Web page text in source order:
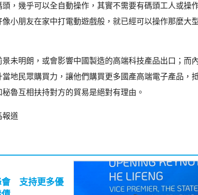
頭，幾乎可以全自動操作，其實不需要有碼頭工人或操
小朋友在家中打電動遊戲般，就已經可以操作那麼大
未明朗，或會影響中國製造的高端科技產品出口；而
地民眾購買力，讓他們購買更多國產高端電子產品，
魯互相扶持對方的貿易是絕對有理由。
道
會 支持更多優